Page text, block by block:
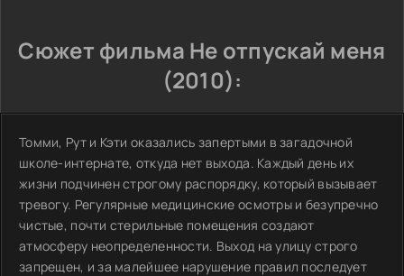
Сюжет фильма Не отпускай меня
(2010):
Томми, Рут и Кэти оказались запертыми в загадочной
школе-интернате, откуда нет выхода. Каждый день их
жизни подчинен строгому распорядку, который вызывает
тревогу. Регулярные медицинские осмотры и безупречно
чистые, почти стерильные помещения создают
атмосферу неопределенности. Выход на улицу строго
запрещен, и за малейшее нарушение правил последует